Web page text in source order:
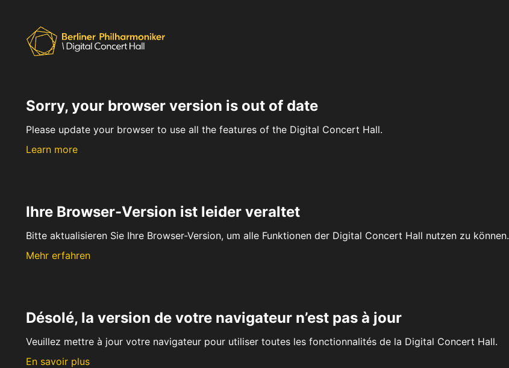
Sorry, your browser version is out of date
Please update your browser to use all the features of the Digital Concert Hall.
Learn more
Ihre Browser-Version ist leider veraltet
Bitte aktualisieren Sie Ihre Browser-Version, um alle Funktionen der Digital Concert Hall nutzen zu können.
Mehr erfahren
Désolé, la version de votre navigateur n’est pas à jour
Veuillez mettre à jour votre navigateur pour utiliser toutes les fonctionnalités de la Digital Concert Hall.
En savoir plus